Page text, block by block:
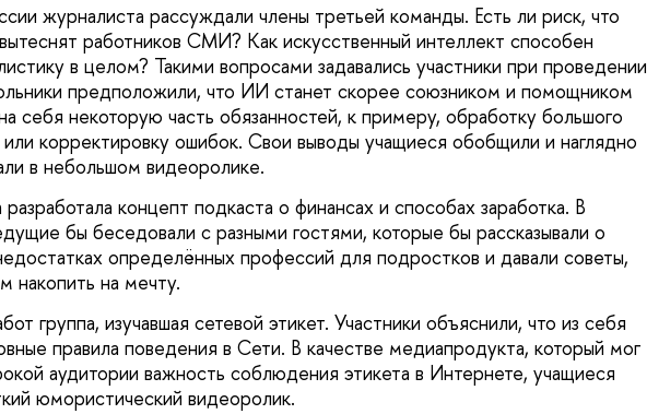
журналиста рассуждали члены третьей команды. Есть ли риск, что
работников СМИ? Как искусственный интеллект способен
в целом? Такими вопросами задавались участники при проведении
предположили, что ИИ станет скорее союзником и помощником
себя некоторую часть обязанностей, к примеру, обработку большого
или корректировку ошибок. Свои выводы учащиеся обобщили и наглядно
в небольшом видеоролике.
концепт подкаста о финансах и способах заработка. В
бы беседовали с разными гостями, которые бы рассказывали о
определённых профессий для подростков и давали советы,
на мечту.
группа, изучавшая сетевой этикет. Участники объяснили, что из себя
правила поведения в Сети. В качестве медиапродукта, который мог
аудитории важность соблюдения этикета в Интернете, учащиеся
юмористический видеоролик.